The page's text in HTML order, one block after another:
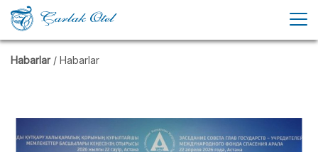
Habarlar / Habarlar